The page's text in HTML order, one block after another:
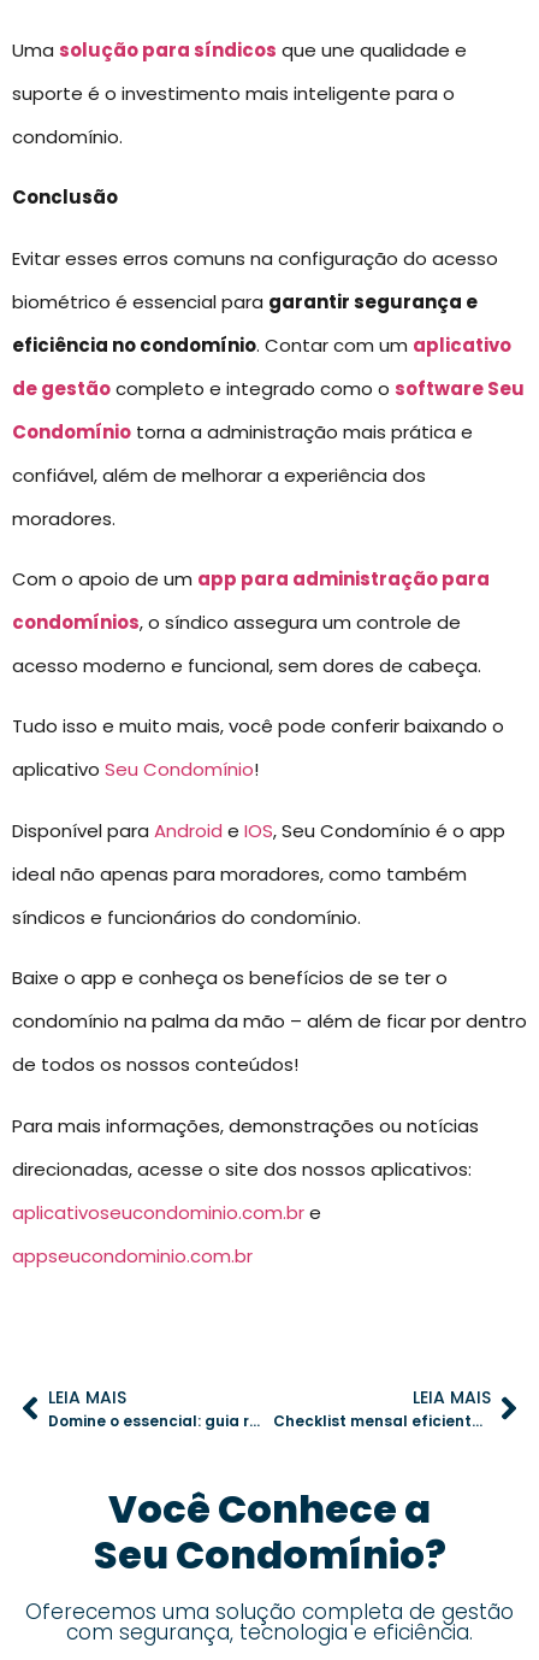
Uma solução para síndicos que une qualidade e
suporte é o investimento mais inteligente para o
condomínio.
Conclusão
Evitar esses erros comuns na configuração do acesso
biométrico é essencial para garantir segurança e
eficiência no condomínio. Contar com um aplicativo
de gestãocompleto e integrado como o software Seu
Condomínio torna a administração mais prática e
confiável, além de melhorar a experiência dos
moradores.
Com o apoio de um app para administração para
condomínios, o síndico assegura um controle de
acesso moderno e funcional, sem dores de cabeça.
Tudo isso e muito mais, você pode conferir baixando o
aplicativo Seu Condomínio!
Disponível para Android e IOS, Seu Condomínio é o app
ideal não apenas para moradores, como também
síndicos e funcionários do condomínio.
Baixe o app e conheça os benefícios de se ter o
condomínio na palma da mão – além de ficar por dentro
de todos os nossos conteúdos!
Para mais informações, demonstrações ou notícias
direcionadas, acesse o site dos nossos aplicativos:
aplicativoseucondominio.com.bre
appseucondominio.com.br
LEIA MAIS
Domine o essencial: guia rápido para síndicos iniciantes que querem aprender o app de gestão em uma semana
LEIA MAIS
Checklist mensal eficiente: o segredo por trás de uma gestão condominial organizada
Você Conhece a
Seu Condomínio?
Oferecemos uma solução completa de gestão
com segurança, tecnologia e eficiência.